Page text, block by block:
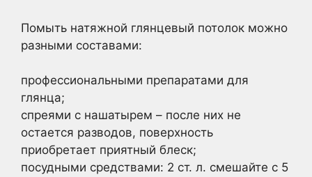
Помыть натяжной глянцевый потолок можно
разными составами:
профессиональными препаратами для
глянца;
спреями с нашатырем – после них не
остается разводов, поверхность
приобретает приятный блеск;
посудными средствами: 2 ст. л. смешайте с 5